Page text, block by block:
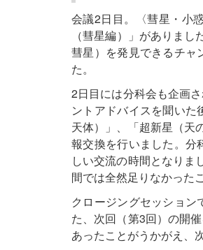
会議2日目。〈彗星・小
（彗星編）」がありま
彗星）を発見できるチャ
た。
2日目には分科会も企画
ントアドバイスを聞い
天体）」、「超新星（天
報交換を行いました。分
しい交流の時間となりま
間では全然足りなかった
クロージングセッショ
た、次回（第3回）の開
あったことがうかがえ、